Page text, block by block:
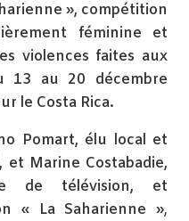
», compétition
féminine et
violences faites aux
13 au 20 décembre
le Costa Rica.
Pomart, élu local et
Marine Costabadie,
de télévision, et
« La Saharienne »,